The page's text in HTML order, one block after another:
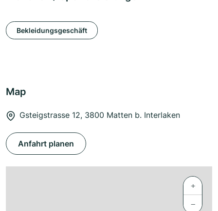
Bekleidungsgeschäft
Map
Gsteigstrasse 12, 3800 Matten b. Interlaken
Anfahrt planen
+
−